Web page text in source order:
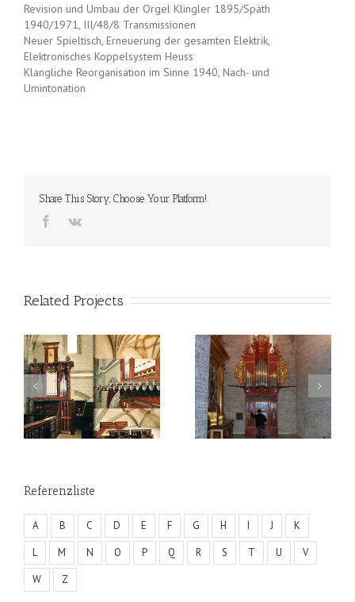
Revision und Umbau der Orgel Klingler 1895/Späth
1940/1971, III/48/8 Transmissionen
Neuer Spieltisch, Erneuerung der gesamten Elektrik,
Elektronisches Koppelsystem Heuss
Klangliche Reorganisation im Sinne 1940, Nach- und
Umintonation
Share This Story, Choose Your Platform!
Related Projects
Referenzliste
A B C D E F G H I J
K
L
M N O P Q R S T U
V
W
Z